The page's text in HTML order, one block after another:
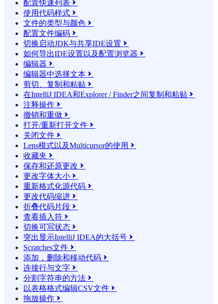
配置快速列表 
使用代码样式 
文件的类型与颜色 
配置文件编码 
切换启动JDK与共享IDE设置 
如何导出IDE设置以及配置浏览器 
编辑器 
编辑器中选择文本 
剪切、复制和粘贴 
在IntelliJ IDEA和Explorer / Finder之间复制和粘贴 
注释操作 
撤销和重做 
打开/重新打开文件 
关闭文件 
Lens模式以及Multicursor的使用 
收藏夹 
保存和还原更改 
更改字体大小 
重新格式化源代码 
更改代码缩进 
折叠代码片段 
查看插入符 
切换可写状态 
突出显示IntelliJ IDEA的大括号 
Scratches文件 
添加，删除和移动代码 
连接行与文字 
分割字符串的方法 
以表格格式编辑CSV文件 
拖放操作 